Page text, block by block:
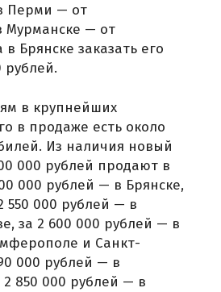
Перми — от
Мурманске — от
Брянске заказать его
рублей.
в крупнейших
в продаже есть около
Из наличия новый
000 рублей продают в
000 рублей — в Брянске,
550 000 рублей — в
за 2 600 000 рублей — в
и Санкт-
000 рублей — в
850 000 рублей — в